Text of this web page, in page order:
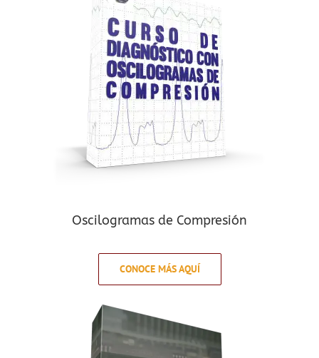
Oscilogramas de Compresión
CONOCE MÁS AQUÍ